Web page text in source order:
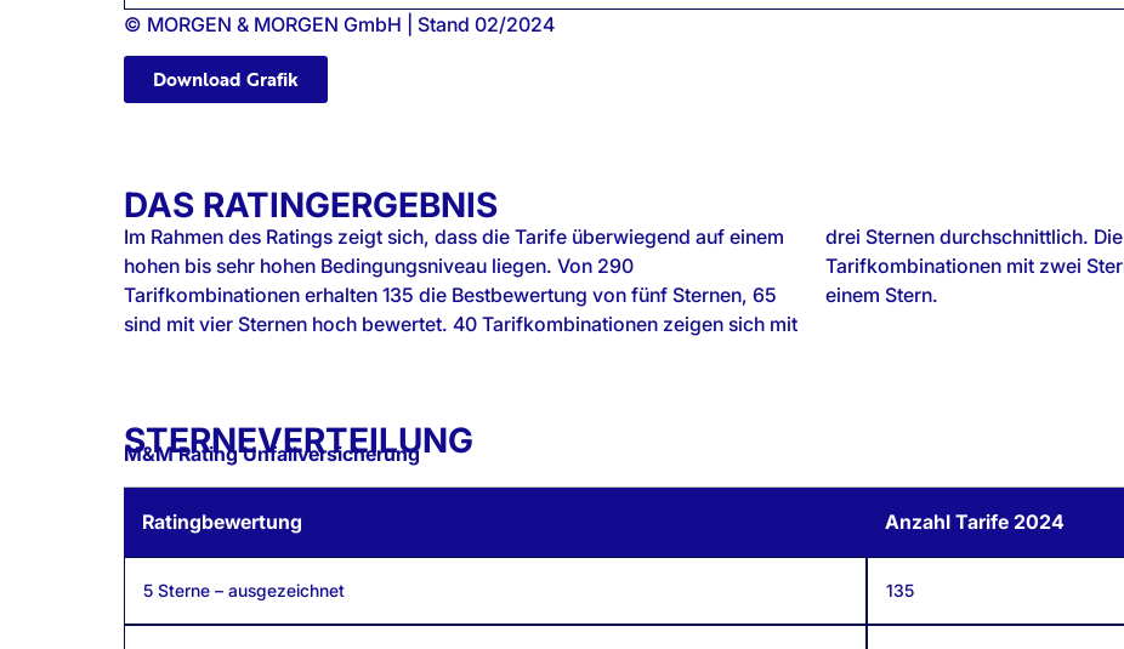
© MORGEN & MORGEN GmbH | Stand 02/2024
Download Grafik
DAS RATINGERGEBNIS
Im Rahmen des Ratings zeigt sich, dass die Tarife überwiegend auf einem
hohen bis sehr hohen Bedingungsniveau liegen. Von 290
Tarifkombinationen erhalten 135 die Bestbewertung von fünf Sternen, 65
sind mit vier Sternen hoch bewertet. 40 Tarifkombinationen zeigen sich mit
drei Sternen durchschnittlich. Die letzten beiden Ränge belegen 48
Tarifkombinationen mit zwei Sternen und 2 Tarifkombinationen mit nur
einem Stern.
STERNEVERTEILUNG
M&M Rating Unfallversicherung
Ratingbewertung Anzahl Tarife 2024
5 Sterne – ausgezeichnet 135